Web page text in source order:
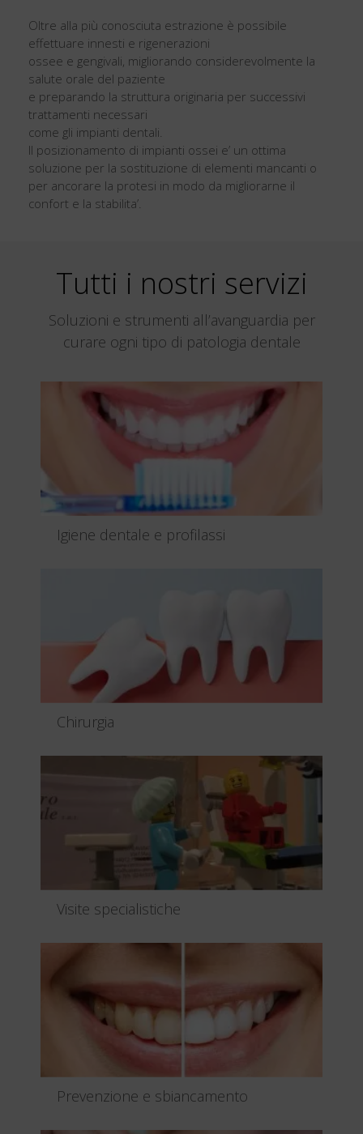
Oltre alla più conosciuta estrazione è possibile
effettuare innesti e rigenerazioni
ossee e gengivali, migliorando considerevolmente la
salute orale del paziente
e preparando la struttura originaria per successivi
trattamenti necessari
come gli impianti dentali.
Il posizionamento di impianti ossei e’ un ottima
soluzione per la sostituzione di elementi mancanti o
per ancorare la protesi in modo da migliorarne il
confort e la stabilita’.
Tutti i nostri servizi
Soluzioni e strumenti all’avanguardia per
curare ogni tipo di patologia dentale
Igiene dentale e profilassi
Chirurgia
e dei trattam...
Visite specialistiche
medici qualificati e...
Prevenzione e sbiancamento